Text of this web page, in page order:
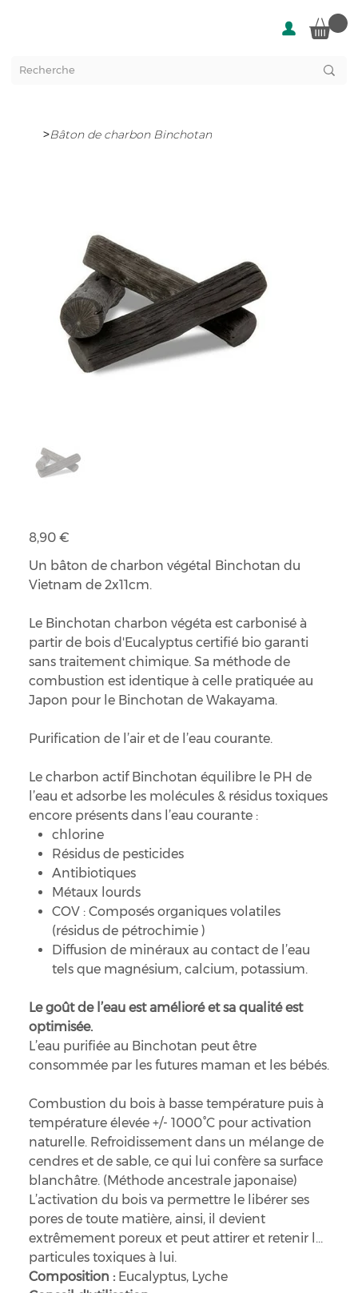
>Bâton de charbon Binchotan
Prix
8,90 €
Un bâton de charbon végétal Binchotan du
Vietnam de 2x11cm.
Le Binchotan charbon végéta est carbonisé à
partir de bois d'Eucalyptus certifié bio garanti
sans traitement chimique. Sa méthode de
combustion est identique à celle pratiquée au
Japon pour le Binchotan de Wakayama.
Purification de l’air et de l’eau courante.
Le charbon actif Binchotan équilibre le PH de
l’eau et adsorbe les molécules & résidus toxiques
encore présents dans l’eau courante :
chlorine
Résidus de pesticides
Antibiotiques
Métaux lourds
COV : Composés organiques volatiles
(résidus de pétrochimie )
Diffusion de minéraux au contact de l’eau
tels que magnésium, calcium, potassium.
Le goût de l’eau est amélioré et sa qualité est
optimisée.
L’eau purifiée au Binchotan peut être
consommée par les futures maman et les bébés.
Combustion du bois à basse température puis à
température élevée +/- 1000°C pour activation
naturelle. Refroidissement dans un mélange de
cendres et de sable, ce qui lui confère sa surface
blanchâtre. (Méthode ancestrale japonaise)
L’activation du bois va permettre le libérer ses
pores de toute matière, ainsi, il devient
extrêmement poreux et peut attirer et retenir les
particules toxiques à lui.
Composition : Eucalyptus, Lyche